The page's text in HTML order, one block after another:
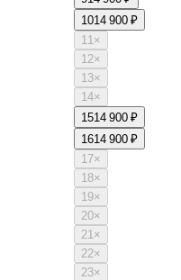
1014 900 ₽
11×
12×
13×
14×
1514 900 ₽
1614 900 ₽
17×
18×
19×
20×
21×
22×
23×